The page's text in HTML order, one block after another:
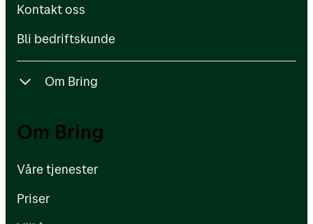
Kontakt oss
Bli bedriftskunde
Om Bring
Våre tjenester
Om Bring
Våre tjenester
Priser